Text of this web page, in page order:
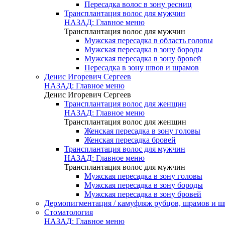
Пересадка волос в зону ресниц
Трансплантация волос для мужчин
НАЗАД: Главное меню
Трансплантация волос для мужчин
Мужская пересадка в область головы
Мужская пересадка в зону бороды
Мужская пересадка в зону бровей
Пересадка в зону швов и шрамов
Денис Игоревич Сергеев
НАЗАД: Главное меню
Денис Игоревич Сергеев
Трансплантация волос для женщин
НАЗАД: Главное меню
Трансплантация волос для женщин
Женская пересадка в зону головы
Женская пересадка бровей
Трансплантация волос для мужчин
НАЗАД: Главное меню
Трансплантация волос для мужчин
Мужская пересадка в зону головы
Мужская пересадка в зону бороды
Мужская пересадка в зону бровей
Дермопигментация / камуфляж рубцов, шрамов и
Стоматология
НАЗАД: Главное меню